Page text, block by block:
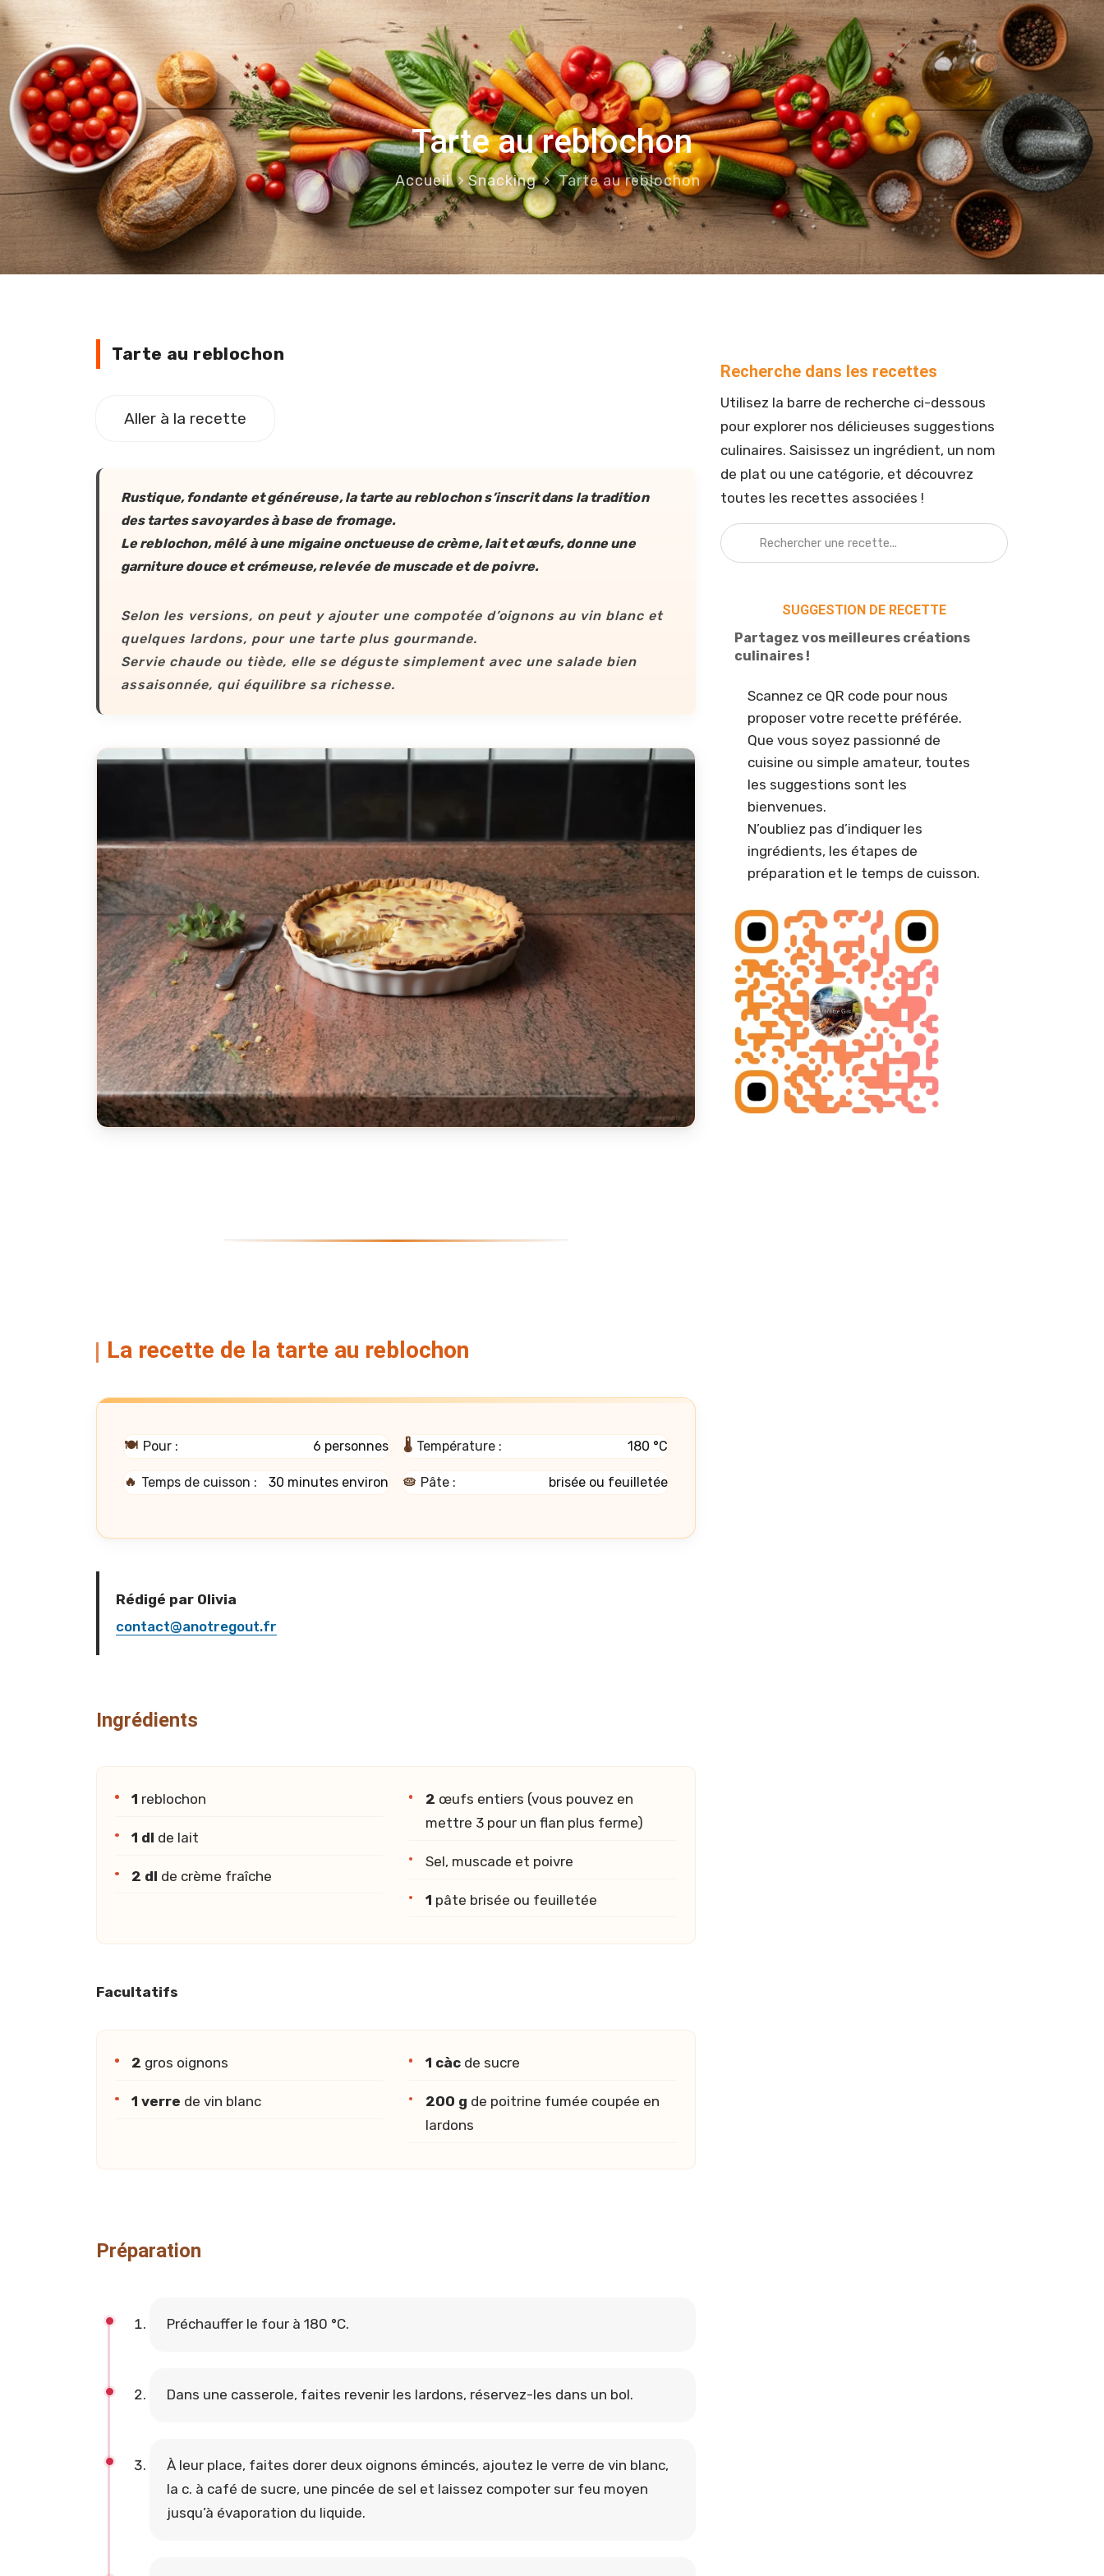
Tarte au reblochon
Accueil Snacking Tarte au reblochon
Tarte au reblochon
Aller à la recette
Rustique, fondante et généreuse, la tarte au reblochon s’inscrit dans la tradition
des tartes savoyardes à base de fromage.
Le reblochon, mêlé à une migaine onctueuse de crème, lait et œufs, donne une
garniture douce et crémeuse, relevée de muscade et de poivre.
Selon les versions, on peut y ajouter une compotée d’oignons au vin blanc et
quelques lardons, pour une tarte plus gourmande.
Servie chaude ou tiède, elle se déguste simplement avec une salade bien
assaisonnée, qui équilibre sa richesse.
La recette de la tarte au reblochon
🍽️ Pour : 6 personnes 🌡️ Température : 180 °C
🔥 Temps de cuisson : 30 minutes environ 🥧 Pâte : brisée ou feuilletée
Rédigé par Olivia
contact@anotregout.fr
Ingrédients
1 reblochon
1 dl de lait
2 dl de crème fraîche
2 œufs entiers (vous pouvez en
mettre 3 pour un flan plus ferme)
Sel, muscade et poivre
1 pâte brisée ou feuilletée
Facultatifs
2 gros oignons
1 verre de vin blanc
1 càc de sucre
200 g de poitrine fumée coupée en
lardons
Préparation
Préchauffer le four à 180 °C.
Dans une casserole, faites revenir les lardons, réservez-les dans un bol.
À leur place, faites dorer deux oignons émincés, ajoutez le verre de vin blanc,
la c. à café de sucre, une pincée de sel et laissez compoter sur feu moyen
jusqu’à évaporation du liquide.
Recherche dans les recettes
Utilisez la barre de recherche ci-dessous
pour explorer nos délicieuses suggestions
culinaires. Saisissez un ingrédient, un nom
de plat ou une catégorie, et découvrez
toutes les recettes associées !
SUGGESTION DE RECETTE
Partagez vos meilleures créations
culinaires !
Scannez ce QR code pour nous
proposer votre recette préférée.
Que vous soyez passionné de
cuisine ou simple amateur, toutes
les suggestions sont les
bienvenues.
N’oubliez pas d’indiquer les
ingrédients, les étapes de
préparation et le temps de cuisson.